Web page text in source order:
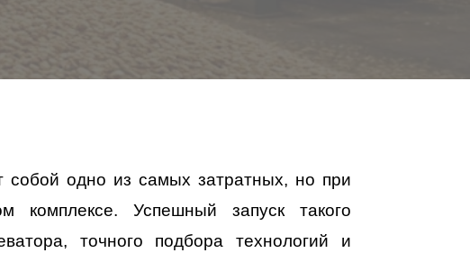
собой одно из самых затратных, но при
комплексе. Успешный запуск такого
, точного подбора технологий и